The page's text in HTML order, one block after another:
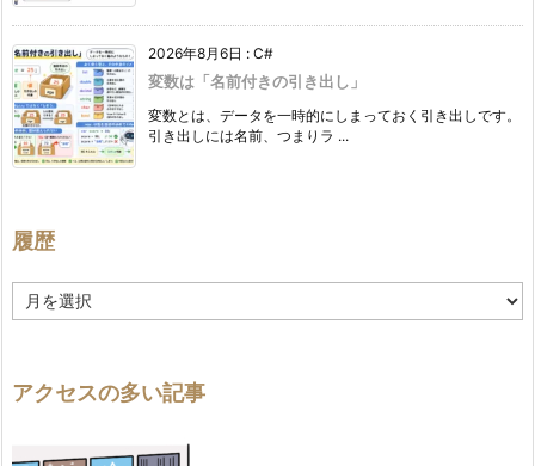
2026年8月6日 : C#
変数は「名前付きの引き出し」
変数とは、データを一時的にしまっておく引き出しです。
引き出しには名前、つまりラ ...
履歴
歴
アクセスの多い記事